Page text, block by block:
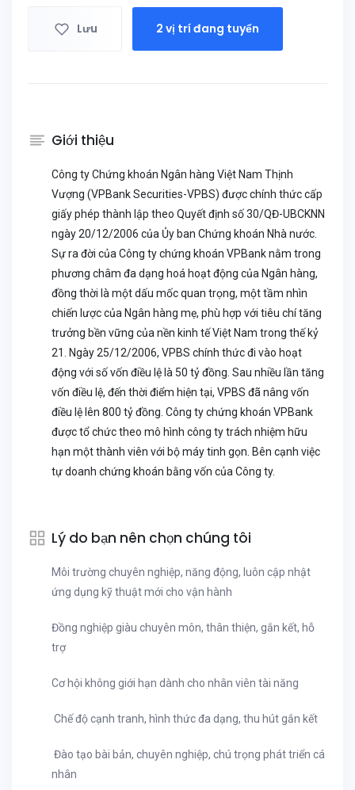
Lưu 2 vị trí đang tuyển
Giới thiệu
Công ty Chứng khoán Ngân hàng Việt Nam Thịnh
Vượng (VPBank Securities-VPBS) được chính thức cấp
giấy phép thành lập theo Quyết định số 30/QĐ-UBCKNN
ngày 20/12/2006 của Ủy ban Chứng khoán Nhà nước.
Sự ra đời của Công ty chứng khoán VPBank nằm trong
phương châm đa dạng hoá hoạt động của Ngân hàng,
đồng thời là một dấu mốc quan trọng, một tầm nhìn
chiến lược của Ngân hàng mẹ, phù hợp với tiêu chí tăng
trưởng bền vững của nền kinh tế Việt Nam trong thế kỷ
21. Ngày 25/12/2006, VPBS chính thức đi vào hoạt
động với số vốn điều lệ là 50 tỷ đồng. Sau nhiều lần tăng
vốn điều lệ, đến thời điểm hiện tại, VPBS đã nâng vốn
điều lệ lên 800 tỷ đồng. Công ty chứng khoán VPBank
được tổ chức theo mô hình công ty trách nhiệm hữu
hạn một thành viên với bộ máy tinh gọn. Bên cạnh việc
tự doanh chứng khoán bằng vốn của Công ty.
Lý do bạn nên chọn chúng tôi
Môi trường chuyên nghiệp, năng động, luôn cập nhật
ứng dụng kỹ thuật mới cho vận hành
Đồng nghiệp giàu chuyên môn, thân thiện, gắn kết, hỗ
trợ
Cơ hội không giới hạn dành cho nhân viên tài năng
Chế độ cạnh tranh, hình thức đa dạng, thu hút gắn kết
Đào tạo bài bản, chuyên nghiệp, chú trọng phát triển cá
nhân